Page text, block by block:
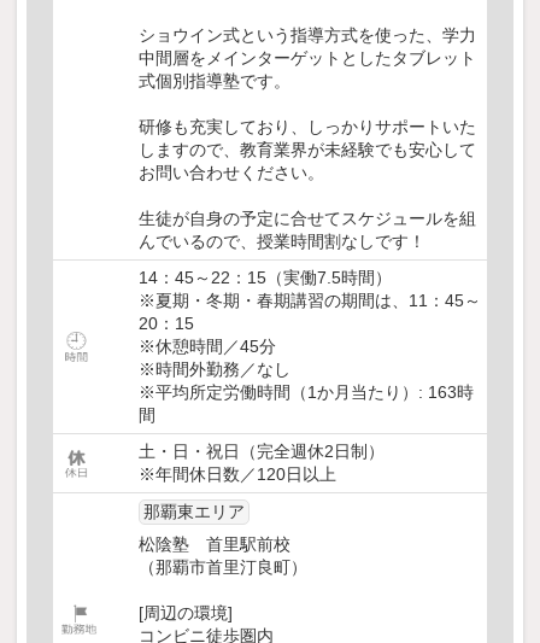
ショウイン式という指導方式を使った、学力
中間層をメインターゲットとしたタブレット
式個別指導塾です。
研修も充実しており、しっかりサポートいた
しますので、教育業界が未経験でも安心して
お問い合わせください。
生徒が自身の予定に合せてスケジュールを組
んでいるので、授業時間割なしです！
14：45～22：15（実働7.5時間）
※夏期・冬期・春期講習の期間は、11：45～
20：15
※休憩時間／45分
※時間外勤務／なし
※平均所定労働時間（1か月当たり）: 163時
間
土・日・祝日（完全週休2日制）
※年間休日数／120日以上
那覇東エリア
松陰塾 首里駅前校
（那覇市首里汀良町）
[周辺の環境]
コンビニ徒歩圏内